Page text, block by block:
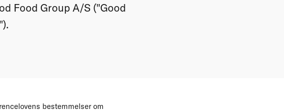
Food Group A/S ("Good
bestemmelser om